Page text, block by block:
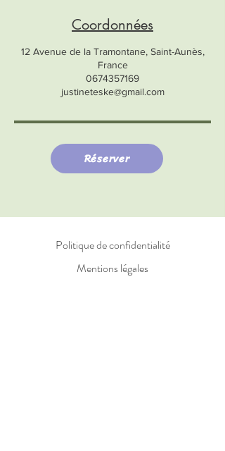
Coordonnées
12 Avenue de la Tramontane, Saint-Aunès,
France
0674357169
justineteske@gmail.com
Réserver
Politique de confidentialité
Mentions légales